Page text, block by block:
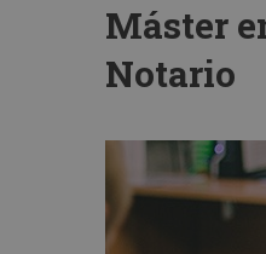
Máster
Notario